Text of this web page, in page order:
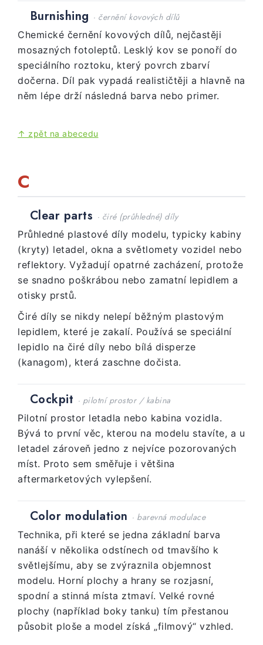
Burnishing · černění kovových dílů
Chemické černění kovových dílů, nejčastěji
mosazných fotoleptů. Lesklý kov se ponoří do
speciálního roztoku, který povrch zbarví
dočerna. Díl pak vypadá realističtěji a hlavně na
něm lépe drží následná barva nebo primer.
↑ zpět na abecedu
C
Clear parts · čiré (průhledné) díly
Průhledné plastové díly modelu, typicky kabiny
(kryty) letadel, okna a světlomety vozidel nebo
reflektory. Vyžadují opatrné zacházení, protože
se snadno poškrábou nebo zamatní lepidlem a
otisky prstů.
Čiré díly se nikdy nelepí běžným plastovým
lepidlem, které je zakalí. Používá se speciální
lepidlo na čiré díly nebo bílá disperze
(kanagom), která zaschne dočista.
Cockpit · pilotní prostor / kabina
Pilotní prostor letadla nebo kabina vozidla.
Bývá to první věc, kterou na modelu stavíte, a u
letadel zároveň jedno z nejvíce pozorovaných
míst. Proto sem směřuje i většina
aftermarketových vylepšení.
Color modulation · barevná modulace
Technika, při které se jedna základní barva
nanáší v několika odstínech od tmavšího k
světlejšímu, aby se zvýraznila objemnost
modelu. Horní plochy a hrany se rozjasní,
spodní a stinná místa ztmaví. Velké rovné
plochy (například boky tanku) tím přestanou
působit ploše a model získá „filmový“ vzhled.